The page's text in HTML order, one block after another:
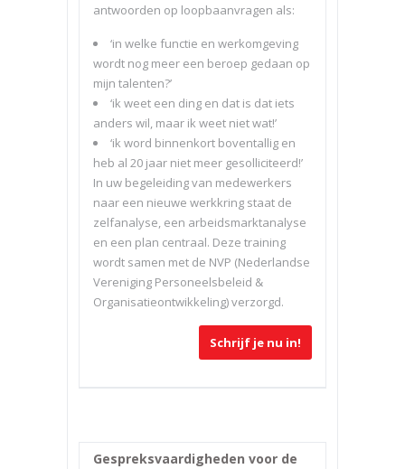
antwoorden op loopbaanvragen als:
‘in welke functie en werkomgeving
wordt nog meer een beroep gedaan op
mijn talenten?’
‘ik weet een ding en dat is dat iets
anders wil, maar ik weet niet wat!’
‘ik word binnenkort boventallig en
heb al 20 jaar niet meer gesolliciteerd!’
In uw begeleiding van medewerkers
naar een nieuwe werkkring staat de
zelfanalyse, een arbeidsmarktanalyse
en een plan centraal. Deze training
wordt samen met de NVP (Nederlandse
Vereniging Personeelsbeleid &
Organisatieontwikkeling) verzorgd.
Schrijf je nu in!
Gespreksvaardigheden voor de